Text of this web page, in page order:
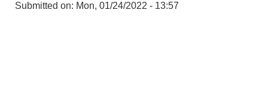
Submitted on: Mon, 01/24/2022 - 13:57